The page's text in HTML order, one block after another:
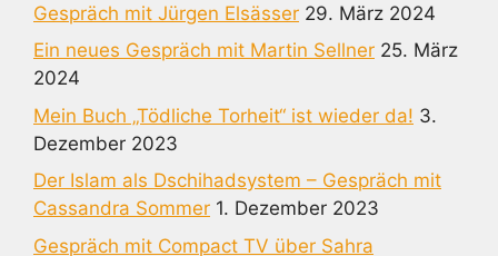
Gespräch mit Jürgen Elsässer 29. März 2024
Ein neues Gespräch mit Martin Sellner 25. März
2024
Mein Buch „Tödliche Torheit“ ist wieder da! 3.
Dezember 2023
Der Islam als Dschihadsystem – Gespräch mit
Cassandra Sommer 1. Dezember 2023
Gespräch mit Compact TV über Sahra